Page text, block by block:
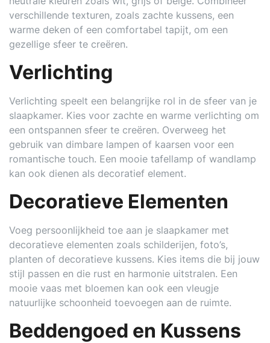
verschillende texturen, zoals zachte kussens, een
warme deken of een comfortabel tapijt, om een
gezellige sfeer te creëren.
Verlichting
Verlichting speelt een belangrijke rol in de sfeer van je
slaapkamer. Kies voor zachte en warme verlichting om
een ontspannen sfeer te creëren. Overweeg het
gebruik van dimbare lampen of kaarsen voor een
romantische touch. Een mooie tafellamp of wandlamp
kan ook dienen als decoratief element.
Decoratieve Elementen
Voeg persoonlijkheid toe aan je slaapkamer met
decoratieve elementen zoals schilderijen, foto’s,
planten of decoratieve kussens. Kies items die bij jouw
stijl passen en die rust en harmonie uitstralen. Een
mooie vaas met bloemen kan ook een vleugje
natuurlijke schoonheid toevoegen aan de ruimte.
Beddengoed en Kussens